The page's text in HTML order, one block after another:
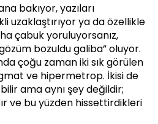
bakıyor, yazıları
uzaklaştırıyor ya da özellikle
çabuk yoruluyorsanız,
bozuldu galiba” oluyor.
çoğu zaman iki sık görülen
ve hipermetrop. İkisi de
ama aynı şey değildir;
ve bu yüzden hissettirdikleri